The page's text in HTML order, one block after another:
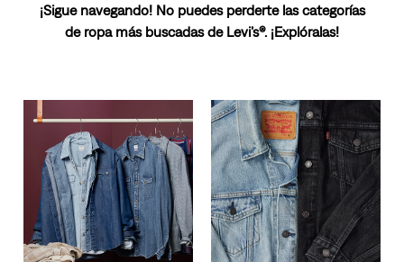
¡Sigue navegando! No puedes perderte las categorías
de ropa más buscadas de Levi’s®. ¡Explóralas!